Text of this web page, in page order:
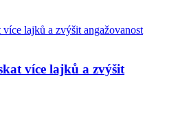
více lajků a zvýšit